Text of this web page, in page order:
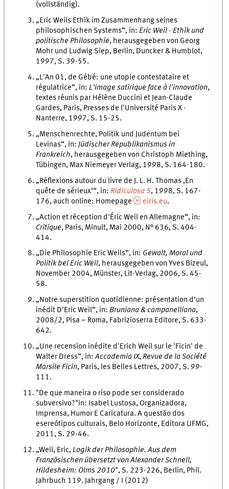
(vollständig).
„Eric Weils Ethik im Zusammenhang seines
philosophischen Systems“, in:Eric Weil - Ethik und
politische Philosophie, herausgegeben von Georg
Mohr und Ludwig Siep, Berlin, Duncker & Humblot,
1997, S. 39-55.
„L'An 01, de Gébé: une utopie contestataire et
régulatrice“, in: L'image satirique face à l'innovation,
textes réunis par Hélène Duccini et Jean-Claude
Gardes, Paris, Presses de l'Université Paris X -
Nanterre, 1997, S. 15-25.
„Menschenrechte, Politik und Judentum bei
Levinas“, in:Jüdischer Republikanismus in
Frankreich, herausgegeben von Christoph Miething,
Tübingen, Max Niemeyer Verlag, 1998, S. 164-180.
„Réflexions autour du livre de J. L. H. Thomas ‚En
quête de sérieux‘“, in:Ridiculosa 5, 1998, S. 167-
176, auch online: Homepage
eiris.eu.
„Action et réception d'Éric Weil en Allemagne“, in:
Critique, Paris, Minuit, Mai 2000, N° 636, S. 404-
414.
„Die Philosophie Eric Weils“, in: Gewalt, Moral und
Politik bei Eric Weil, herausgegeben von Yves Bizeul,
November 2004, Münster, Lit-Verlag, 2006, S. 45-
58.
„Notre superstition quotidienne: présentation d’un
inédit D'Eric Weil“, in:Bruniana & campanelliana,
2008/2, Pisa – Roma, Fabrizioserra Editore, S. 633-
642.
„Une recension inédite d'Erich Weil sur le 'Ficin' de
Walter Dress“, in:Accademia IX,Revue de la Société
Marsile Ficin, Paris, les Belles Lettres, 2007, S. 99-
111.
"De que maneira o riso pode ser considerado
subversivo?"in: Isabel Lustosa, Organizadora,
Imprensa, Humor E Caricatura. A questão dos
esereótipos culturais, Belo Horizonte, Editora UFMG,
2011, S. 29-46.
„Weil, Eric,Logik der Philosophie. Aus dem
Französischen übersetzt von Alexander Schnell,
Hildesheim: Olms 2010", S. 223-226, Berlin, Phil.
Jahrbuch 119. Jahrgang / I (2012)